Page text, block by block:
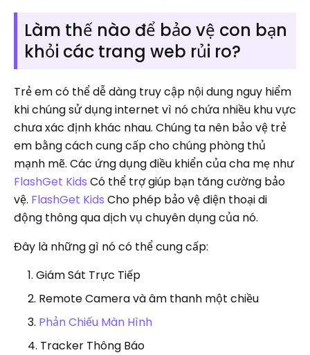
Làm thế nào để bảo vệ con bạn
khỏi các trang web rủi ro?
Trẻ em có thể dễ dàng truy cập nội dung nguy hiểm
khi chúng sử dụng internet vì nó chứa nhiều khu vực
chưa xác định khác nhau. Chúng ta nên bảo vệ trẻ
em bằng cách cung cấp cho chúng phòng thủ
mạnh mẽ. Các ứng dụng điều khiển của cha mẹ như
FlashGet Kids Có thể trợ giúp bạn tăng cường bảo
vệ. FlashGet Kids Cho phép bảo vệ điện thoại di
động thông qua dịch vụ chuyên dụng của nó.
Đây là những gì nó có thể cung cấp:
Giám Sát Trực Tiếp
Remote Camera và âm thanh một chiều
Phản Chiếu Màn Hình
Tracker Thông Báo